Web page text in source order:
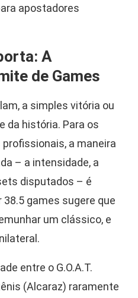
apostadores
A
de Games
a simples vitória ou
da história. Para os
a maneira
– a intensidade, a
disputados – é
38.5 games sugere que
um clássico, e
entre o G.O.A.T.
(Alcaraz) raramente